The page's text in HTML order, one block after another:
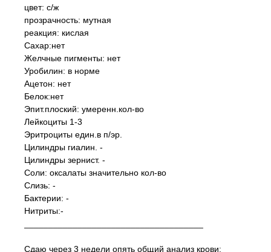
цвет: с/ж
прозрачность: мутная
реакция: кислая
Сахар:нет
Желчные пигменты: нет
Уробилин: в норме
Ацетон: нет
Белок:нет
Эпит.плоский: умеренн.кол-во
Лейкоциты 1-3
Эритроциты един.в п/эр.
Цилиндры гиалин. -
Цилиндры зернист. -
Соли: оксалаты значительно кол-во
Слизь: -
Бактерии: -
Нитриты:-
Сдаю через 3 недели опять общий анализ крови: